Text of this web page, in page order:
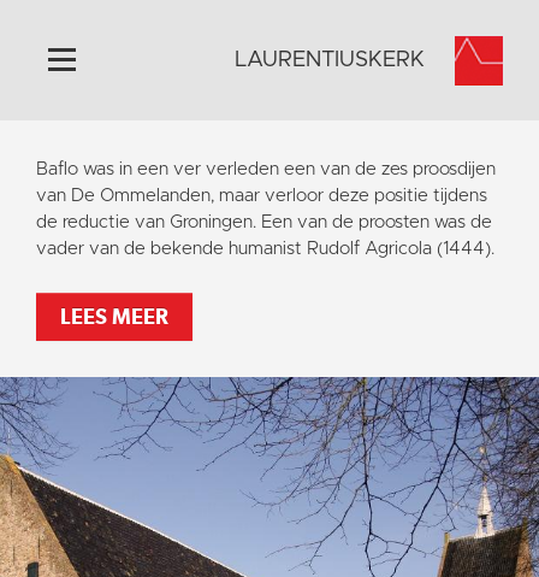
Home
Algemeen
Historie
Activiteiten
Contact
Vaktaal
LAURENTIUSKERK
Baflo was in een ver verleden een van de zes proosdijen
van De Ommelanden, maar verloor deze positie tijdens
de reductie van Groningen. Een van de proosten was de
vader van de bekende humanist Rudolf Agricola (1444).
LEES MEER